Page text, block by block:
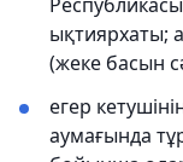
ықтиярхаты;
(жеке басын
егер
аумағында